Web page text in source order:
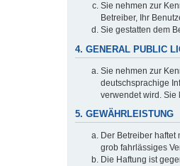
Sie nehmen zur
Betreiber, Ihr
Sie gestatten dem
4. GENERAL PUBLIC
Sie nehmen zur
deutschsprachige
verwendet wird. Sie
5. GEWÄHRLEISTUNG
Der Betreiber
grob fahrlässiges
Die Haftung ist